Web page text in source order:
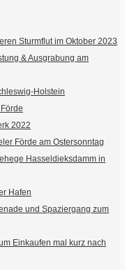
Sturmflut im Oktober 2023
& Ausgrabung am
Holstein
2022
Förde am Ostersonntag
Hasseldieksdamm in
Hafen
und Spaziergang zum
Einkaufen mal kurz nach